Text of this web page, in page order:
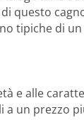
questo
tipiche di un
e alle
un prezzo